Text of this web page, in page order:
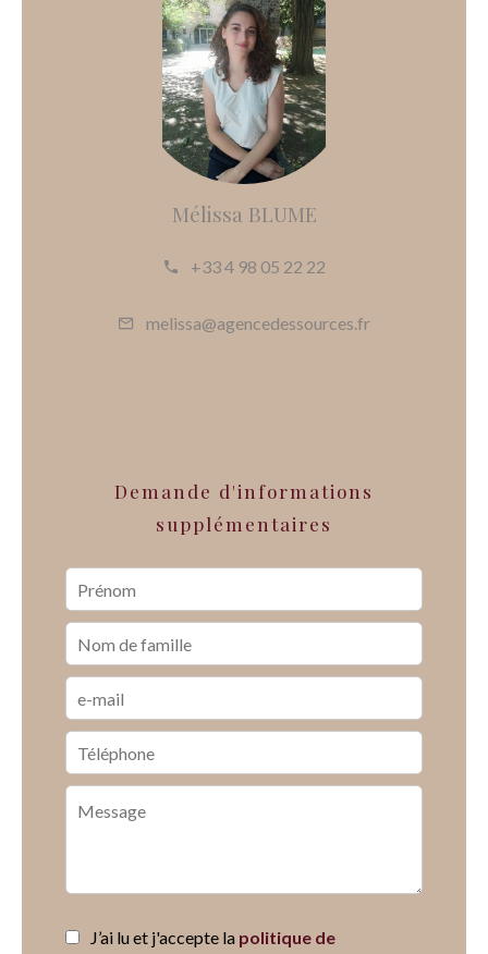
Mélissa BLUME
+33 4 98 05 22 22
melissa@agencedessources.fr
Demande d'informations
supplémentaires
J’ai lu et j'accepte la politique de